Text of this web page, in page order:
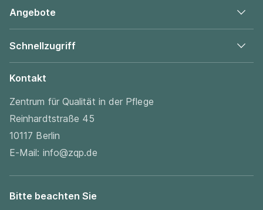
Angebote
Schnellzugriff
Kontakt
Zentrum für Qualität in der Pflege
Reinhardtstraße 45
10117 Berlin
E-Mail: info@zqp.de
Bitte beachten Sie